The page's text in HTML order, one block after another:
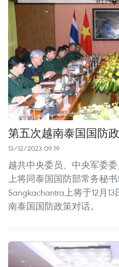
第五次越南泰国国防
13/12/2023 09:19
越共中央委员、中央军委
上将同泰国国防部常务秘书
Sangkachantra上将于12月
南泰国国防政策对话。